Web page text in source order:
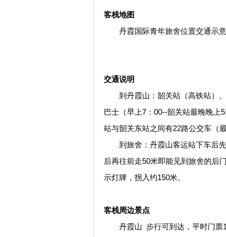
客栈地图
丹霞国际青年旅舍位置交通示
交通说明
到丹霞山：韶关站（高铁站）、
巴士（早上7：00--韶关站最晚晚上
站与韶关东站之间有22路公交车（
到旅舍：丹霞山客运站下车后先
后再往前走50米即能见到旅舍的后
示灯牌，拐入约150米。
客栈周边景点
丹霞山 步行可到达，平时门票